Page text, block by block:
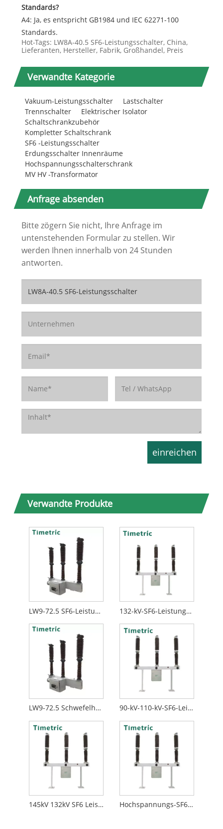
Standards?
A4: Ja, es entspricht GB1984 und IEC 62271-100
Standards.
Hot-Tags: LW8A-40.5 SF6-Leistungsschalter, China,
Lieferanten, Hersteller, Fabrik, Großhandel, Preis
Verwandte Kategorie
Vakuum-Leistungsschalter
Lastschalter
Trennschalter
Elektrischer Isolator
Schaltschrankzubehör
Kompletter Schaltschrank
SF6 -Leistungsschalter
Erdungsschalter Innenräume
Hochspannungsschalterschrank
MV HV -Transformator
Anfrage absenden
Bitte zögern Sie nicht, Ihre Anfrage im
untenstehenden Formular zu stellen. Wir
werden Ihnen innerhalb von 24 Stunden
antworten.
Verwandte Produkte
LW9-72.5 SF6-Leistungsschalter 132-kV-SF6-Leistungsschalter
LW9-72.5 Schwefelhexafluorid-Leistungsschalter 90-kV-110-kV-SF6-Leistungsschalter
145kV 132kV SF6 Leistungsschalter Hochspannungs-SF6-Leistungsschalter